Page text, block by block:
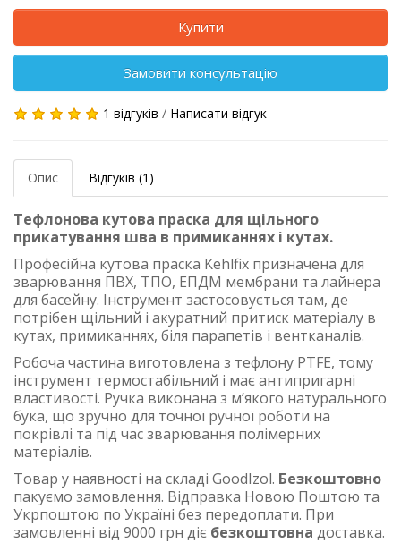
Купити
Замовити консультацію
1 відгуків / Написати відгук
Опис Відгуків (1)
Тефлонова кутова праска для щільного
прикатування шва в примиканнях і кутах.
Професійна кутова праска Kehlfix призначена для
зварювання ПВХ, ТПО, ЕПДМ мембрани та лайнера
для басейну. Інструмент застосовується там, де
потрібен щільний і акуратний притиск матеріалу в
кутах, примиканнях, біля парапетів і вентканалів.
Робоча частина виготовлена з тефлону PTFE, тому
інструмент термостабільний і має антипригарні
властивості. Ручка виконана з м’якого натурального
бука, що зручно для точної ручної роботи на
покрівлі та під час зварювання полімерних
матеріалів.
Товар у наявності на складі GoodIzol. Безкоштовно
пакуємо замовлення. Відправка Новою Поштою та
Укрпоштою по Україні без передоплати. При
замовленні від 9000 грн діє безкоштовна доставка.